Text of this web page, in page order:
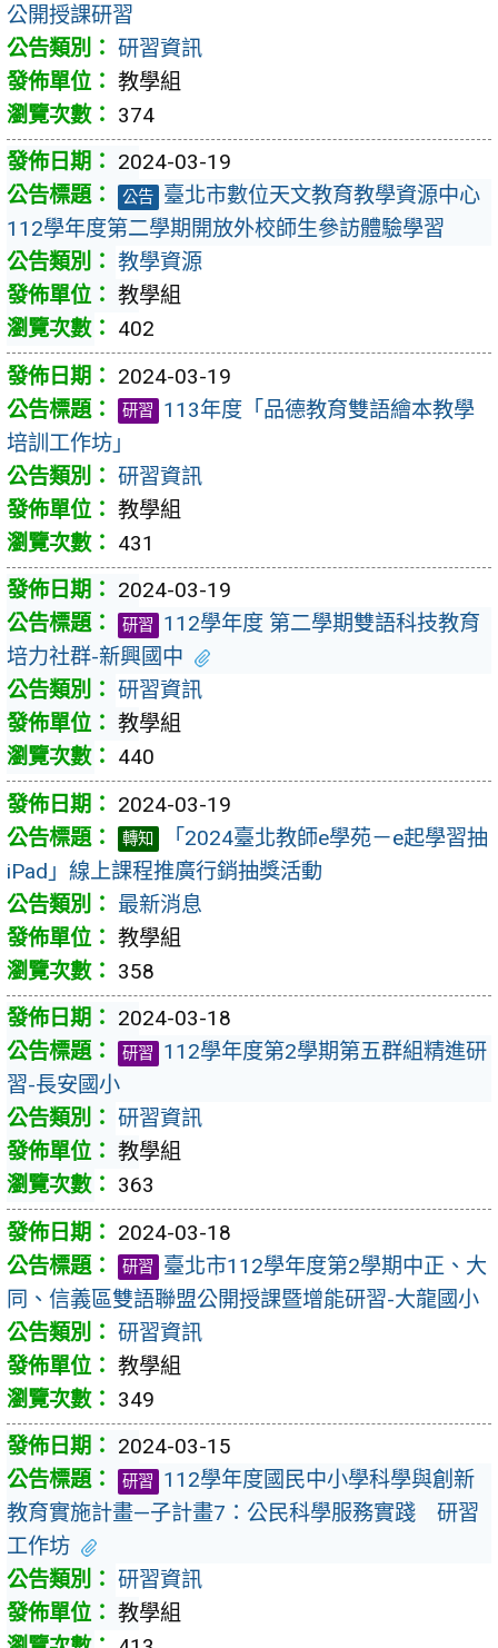
公開授課研習
研習資訊
教學組
374
2024-03-19
公告 臺北市數位天文教育教學資源中心
112學年度第二學期開放外校師生參訪體驗學習
教學資源
教學組
402
2024-03-19
研習
113年度「品德教育雙語繪本教學
培訓工作坊」
研習資訊
教學組
431
2024-03-19
研習
112學年度 第二學期雙語科技教育
培力社群-新興國中
研習資訊
教學組
440
2024-03-19
轉知
「2024臺北教師e學苑－e起學習抽
iPad」線上課程推廣行銷抽獎活動
最新消息
教學組
358
2024-03-18
研習
112學年度第2學期第五群組精進研
習-長安國小
研習資訊
教學組
363
2024-03-18
研習
臺北市112學年度第2學期中正、大
同、信義區雙語聯盟公開授課暨增能研習-大龍國小
研習資訊
教學組
349
2024-03-15
研習
112學年度國民中小學科學與創新
教育實施計畫—子計畫7：公民科學服務實踐 研習
工作坊
研習資訊
教學組